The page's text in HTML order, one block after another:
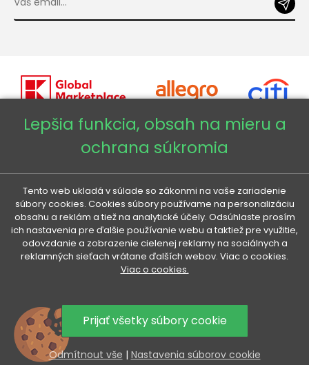
Copyright © 2026 - Veneti™
Veneti SK
Veneti CZ
Veneti DE
Lepšia funkcia, obsah na mieru a
ochrana súkromia
Tento web ukladá v súlade so zákonmi na vaše zariadenie
súbory cookies. Cookies súbory používame na personalizáciu
obsahu a reklám a tiež na analytické účely. Odsúhlaste prosím
ich nastavenia pre ďalšie používanie webu a taktiež pre využitie,
odovzdanie a zobrazenie cielenej reklamy na sociálnych a
reklamných sieťach vrátane ďalších webov. Viac o cookies.
Viac o cookies.
Prijať všetky súbory cookie
Odmítnout vše | Nastavenia súborov cookie